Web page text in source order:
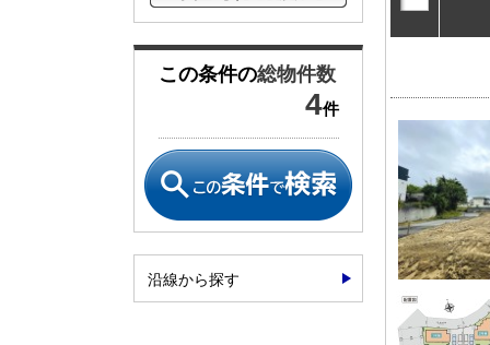
この条件の総物件数
4件
沿線から探す
千葉市エリア
千葉市エリアの新築一戸建
千葉市エリアの中古一戸建
外房エリア
外房エリア
外房エリア
神奈川全域エリア
神奈川全域エリアの新築一戸建
神奈川全域エリアの中古一戸建
神奈川全域エリアのマンション
神奈川全域エリアの土地
沖縄全域エ
沖縄全域エ
沖縄全域エ
沖縄全域エ
沖縄全域エ